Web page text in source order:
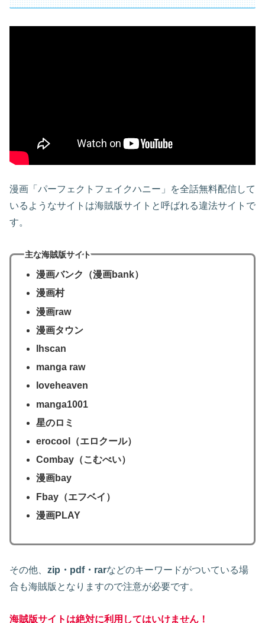
漫画「パーフェクトフェイクハニー」を全話無料配信して
いるようなサイトは海賊版サイトと呼ばれる違法サイトで
す。
主な海賊版サイト
漫画バンク（漫画bank）
漫画村
漫画raw
漫画タウン
lhscan
manga raw
loveheaven
manga1001
星のロミ
erocool（エロクール）
Combay（こむべい）
漫画bay
Fbay（エフベイ）
漫画PLAY
その他、 zip・pdf・rarなどのキーワードがついている場
合も海賊版となりますので注意が必要です。
海賊版サイトは絶対に利用してはいけません！